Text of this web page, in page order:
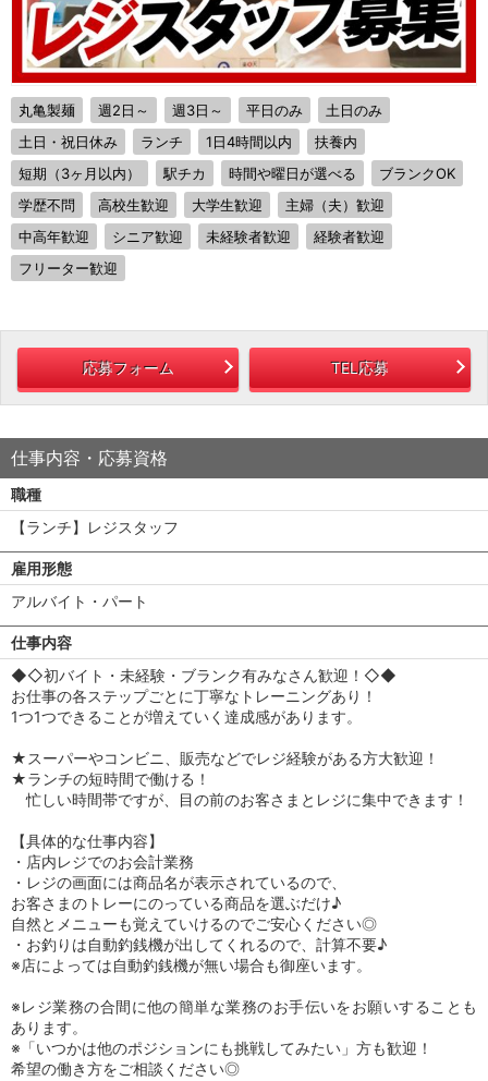
丸亀製麺 週2日～ 週3日～ 平日のみ
土日のみ
土日・祝日休み
ランチ 1日4時間以内
扶養内
短期（3ヶ月以内）
駅チカ 時間や曜日が選べる
ブランクOK
学歴不問
高校生歓迎 大学生歓迎
主婦（夫）歓迎
中高年歓迎
シニア歓迎 未経験者歓迎
経験者歓迎
フリーター歓迎
応募フォーム TEL応募
仕事内容・応募資格
職種
【ランチ】レジスタッフ
雇用形態
アルバイト・パート
仕事内容
◆◇初バイト・未経験・ブランク有みなさん歓迎！◇◆
お仕事の各ステップごとに丁寧なトレーニングあり！
1つ1つできることが増えていく達成感があります。
★スーパーやコンビニ、販売などでレジ経験がある方大歓迎！
★ランチの短時間で働ける！
忙しい時間帯ですが、目の前のお客さまとレジに集中できます！
【具体的な仕事内容】
・店内レジでのお会計業務
・レジの画面には商品名が表示されているので、
お客さまのトレーにのっている商品を選ぶだけ♪
自然とメニューも覚えていけるのでご安心ください◎
・お釣りは自動釣銭機が出してくれるので、計算不要♪
※店によっては自動釣銭機が無い場合も御座います。
※レジ業務の合間に他の簡単な業務のお手伝いをお願いすることも
あります。
※「いつかは他のポジションにも挑戦してみたい」方も歓迎！
希望の働き方をご相談ください◎